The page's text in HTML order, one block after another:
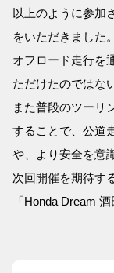
以上のように参加
をいただきました。
オフロード走行を
ただけたのではな
また普段のツーリ
することで、公道
や、より安全を意
次回開催を期待す
「Honda Dream